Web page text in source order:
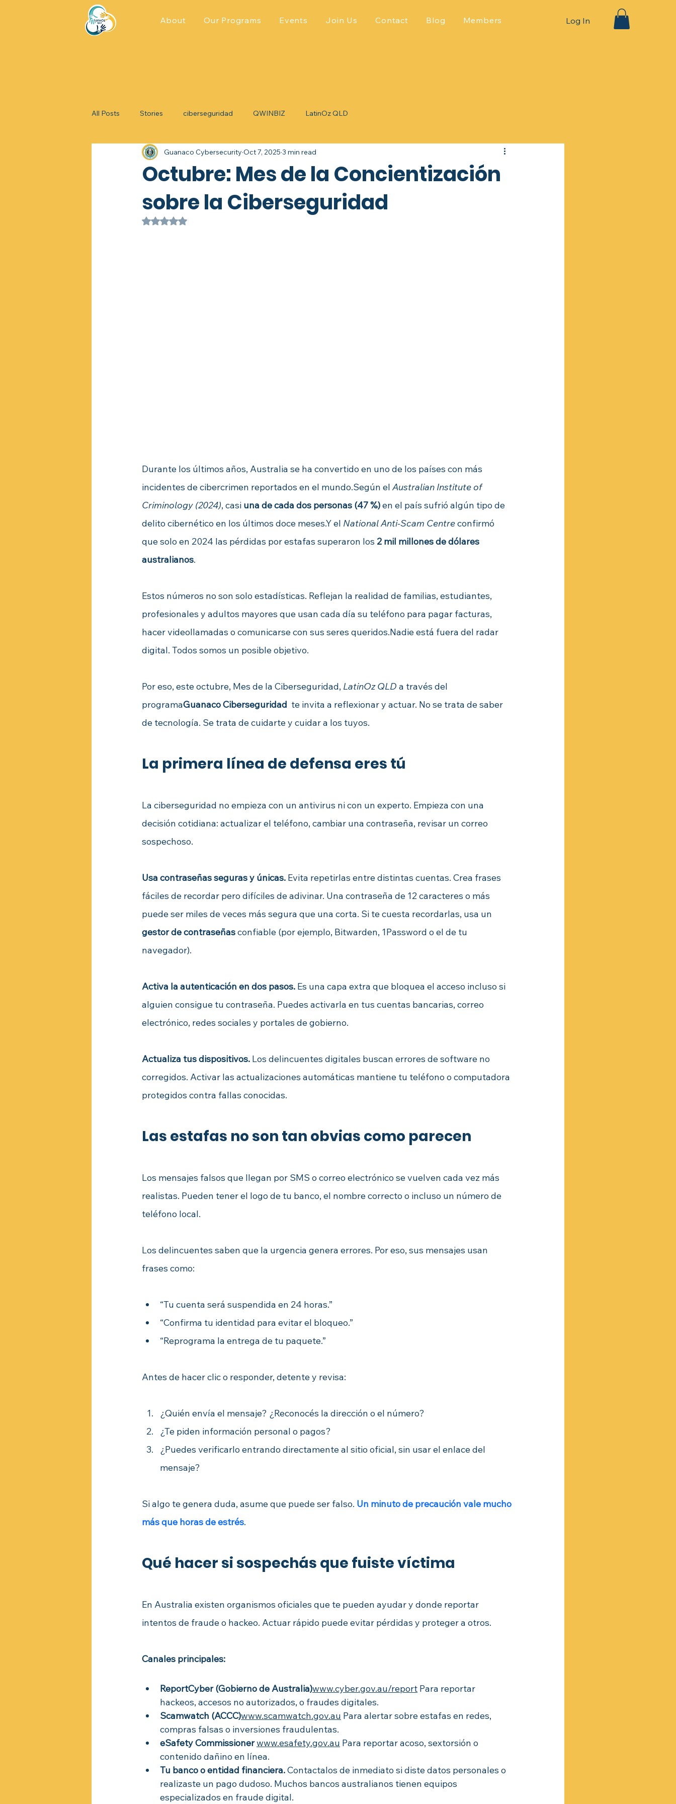
About Our Programs Events Join Us Contact Blog Members Log In
All Posts Stories ciberseguridad QWINBIZ LatinOz QLD
Octubre: Mes de la Concientización
sobre la Ciberseguridad
Guanaco Cybersecurity Oct 7, 2025 3 min read
Rated NaN out of 5 stars.
Durante los últimos años, Australia se ha convertido en uno de los países con más
incidentes de cibercrimen reportados en el mundo.Según el Australian Institute of
Criminology (2024), casi una de cada dos personas (47 %) en el país sufrió algún tipo de
delito cibernético en los últimos doce meses.Y el National Anti-Scam Centre confirmó
que solo en 2024 las pérdidas por estafas superaron los 2 mil millones de dólares
australianos.
Estos números no son solo estadísticas. Reflejan la realidad de familias, estudiantes,
profesionales y adultos mayores que usan cada día su teléfono para pagar facturas,
hacer videollamadas o comunicarse con sus seres queridos.Nadie está fuera del radar
digital. Todos somos un posible objetivo.
Por eso, este octubre, Mes de la Ciberseguridad, LatinOz QLD a través del
programaGuanaco Ciberseguridad te invita a reflexionar y actuar. No se trata de saber
de tecnología. Se trata de cuidarte y cuidar a los tuyos.
La primera línea de defensa eres tú
La ciberseguridad no empieza con un antivirus ni con un experto. Empieza con una
decisión cotidiana: actualizar el teléfono, cambiar una contraseña, revisar un correo
sospechoso.
Usa contraseñas seguras y únicas. Evita repetirlas entre distintas cuentas. Crea frases
fáciles de recordar pero difíciles de adivinar. Una contraseña de 12 caracteres o más
puede ser miles de veces más segura que una corta. Si te cuesta recordarlas, usa un
gestor de contraseñas confiable (por ejemplo, Bitwarden, 1Password o el de tu
navegador).
Activa la autenticación en dos pasos. Es una capa extra que bloquea el acceso incluso si
alguien consigue tu contraseña. Puedes activarla en tus cuentas bancarias, correo
electrónico, redes sociales y portales de gobierno.
Actualiza tus dispositivos. Los delincuentes digitales buscan errores de software no
corregidos. Activar las actualizaciones automáticas mantiene tu teléfono o computadora
protegidos contra fallas conocidas.
Las estafas no son tan obvias como parecen
Los mensajes falsos que llegan por SMS o correo electrónico se vuelven cada vez más
realistas. Pueden tener el logo de tu banco, el nombre correcto o incluso un número de
teléfono local.
Los delincuentes saben que la urgencia genera errores. Por eso, sus mensajes usan
frases como:
“Tu cuenta será suspendida en 24 horas.”
“Confirma tu identidad para evitar el bloqueo.”
“Reprograma la entrega de tu paquete.”
Antes de hacer clic o responder, detente y revisa:
¿Quién envía el mensaje? ¿Reconocés la dirección o el número?
¿Te piden información personal o pagos?
¿Puedes verificarlo entrando directamente al sitio oficial, sin usar el enlace del
mensaje?
Si algo te genera duda, asume que puede ser falso. Un minuto de precaución vale mucho
más que horas de estrés.
Qué hacer si sospechás que fuiste víctima
En Australia existen organismos oficiales que te pueden ayudar y donde reportar
intentos de fraude o hackeo. Actuar rápido puede evitar pérdidas y proteger a otros.
Canales principales:
ReportCyber (Gobierno de Australia)www.cyber.gov.au/report Para reportar
hackeos, accesos no autorizados, o fraudes digitales.
Scamwatch (ACCC)www.scamwatch.gov.au Para alertar sobre estafas en redes,
compras falsas o inversiones fraudulentas.
eSafety Commissionerwww.esafety.gov.au Para reportar acoso, sextorsión o
contenido dañino en línea.
Tu banco o entidad financiera. Contactalos de inmediato si diste datos personales o
realizaste un pago dudoso. Muchos bancos australianos tienen equipos
especializados en fraude digital.